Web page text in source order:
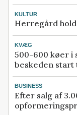
KULTUR
Herregård
KVÆG
500-600 køer i
beskeden
BUSINESS
Efter salg af